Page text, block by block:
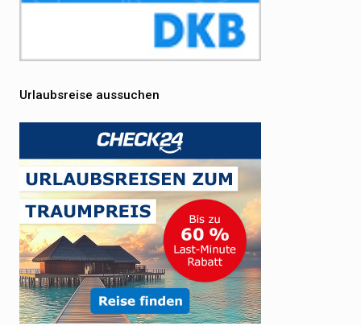
Urlaubsreise aussuchen